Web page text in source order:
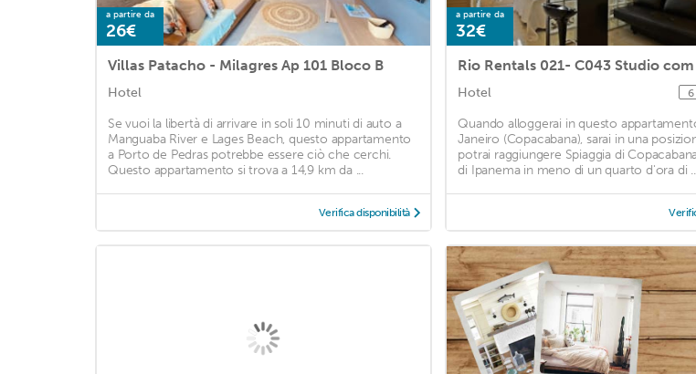
a partire da
26€
Villas Patacho - Milagres Ap 101 Bloco B
Hotel
Se vuoi la libertà di arrivare in soli 10 minuti di auto a
Manguaba River e Lages Beach, questo appartamento
a Porto de Pedras potrebbe essere ciò che cerchi.
Questo appartamento si trova a 14,9 km da ...
Verifica disponibilità
a partire da
32€
Hotel 6
Quando alloggerai in questo
Janeiro (Copacabana), sarai in una
potrai raggiungere Spiaggia di
di Ipanema in meno di un quarto d'ora di